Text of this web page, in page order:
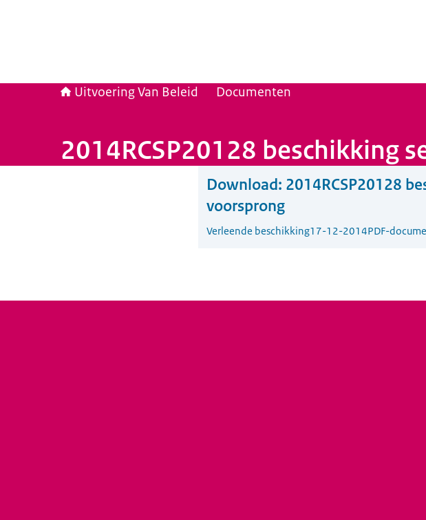
Uitvoering Van Beleid Documenten
2014RCSP20128 beschikking
Download: 2014RCSP20128
voorsprong
Verleende beschikking17-12-2014PDF-